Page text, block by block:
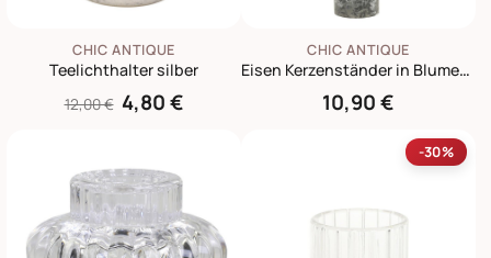
CHIC ANTIQUE
Teelichthalter silber
12,00 € 4,80 €
CHIC ANTIQUE
Eisen Kerzenständer in Blumenform
10,90 €
-30%